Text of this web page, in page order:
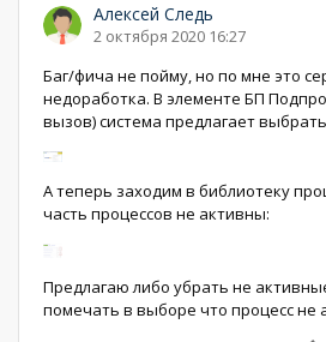
Алексей Следь
2 октября 2020 16:27
Баг/фича не пойму, но по мне это
недоработка. В элементе БП
вызов) система предлагает
А теперь заходим в библиотеку
часть процессов не активны:
Предлагаю либо убрать не
помечать в выборе что процесс не